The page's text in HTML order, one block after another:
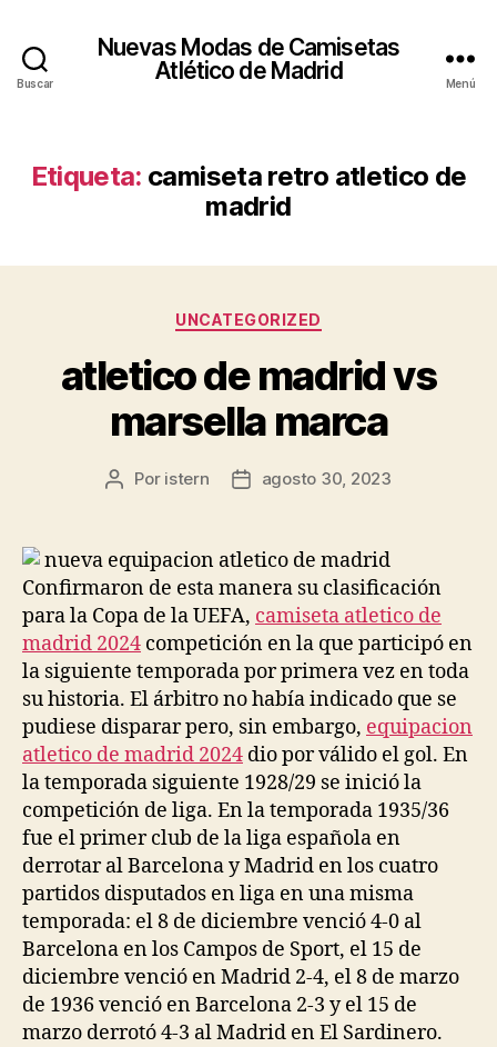
Buscar
Nuevas Modas de Camisetas
Atlético de Madrid
Menú
Etiqueta: camiseta retro atletico de
madrid
Categorías
UNCATEGORIZED
atletico de madrid vs
marsella marca
Autor
entrada
Por istern
Fecha
entrada
agosto 30, 2023
Confirmaron de esta manera su clasificación
para la Copa de la UEFA, camiseta atletico de
madrid 2024 competición en la que participó en
la siguiente temporada por primera vez en toda
su historia. El árbitro no había indicado que se
pudiese disparar pero, sin embargo, equipacion
atletico de madrid 2024 dio por válido el gol. En
la temporada siguiente 1928/29 se inició la
competición de liga. En la temporada 1935/36
fue el primer club de la liga española en
derrotar al Barcelona y Madrid en los cuatro
partidos disputados en liga en una misma
temporada: el 8 de diciembre venció 4-0 al
Barcelona en los Campos de Sport, el 15 de
diciembre venció en Madrid 2-4, el 8 de marzo
de 1936 venció en Barcelona 2-3 y el 15 de
marzo derrotó 4-3 al Madrid en El Sardinero.